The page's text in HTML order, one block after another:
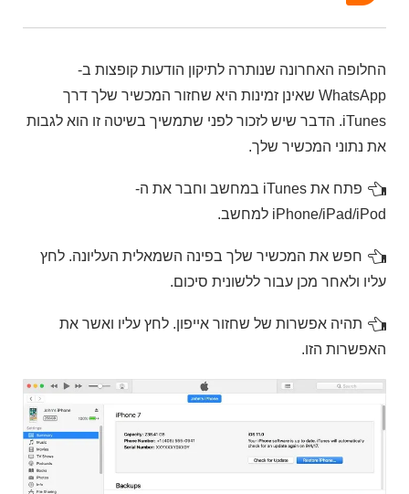
החלופה האחרונה שנותרה לתיקון הודעות קופצות ב-
WhatsApp שאינן זמינות היא שחזור המכשיר שלך דרך
iTunes. הדבר שיש לזכור לפני שתמשיך בשיטה זו הוא לגבות
את נתוני המכשיר שלך.
פתח את iTunes במחשב וחבר את ה-
iPhone/iPad/iPod למחשב.
חפש את המכשיר שלך בפינה השמאלית העליונה. לחץ
עליו ולאחר מכן עבור ללשונית סיכום.
תהיה אפשרות של שחזור אייפון. לחץ עליו ואשר את
האפשרות הזו.